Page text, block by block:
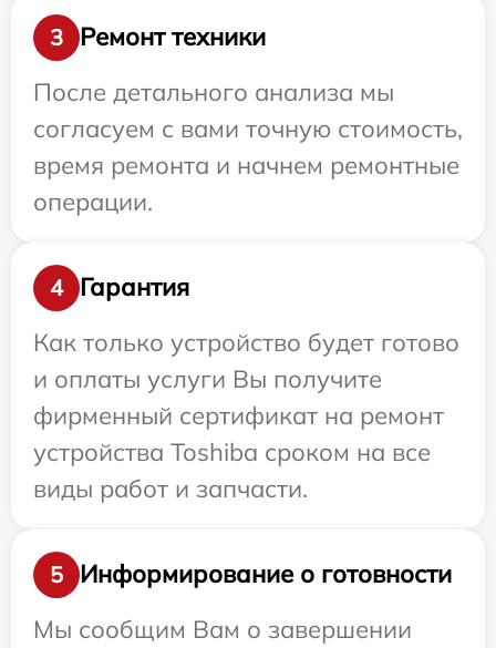
3
Ремонт техники
После детального анализа мы
согласуем с вами точную стоимость,
время ремонта и начнем ремонтные
операции.
4
Гарантия
Как только устройство будет готово
и оплаты услуги Вы получите
фирменный сертификат на ремонт
устройства Toshiba сроком на все
виды работ и запчасти.
5
Информирование о готовности
Мы сообщим Вам о завершении